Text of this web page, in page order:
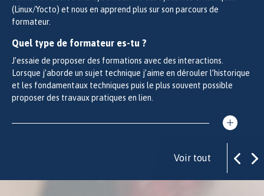
(Linux/Yocto) et nous en apprend plus sur son parcours de
formateur.
Quel type de formateur es-tu ?
J’essaie de proposer des formations avec des interactions.
Lorsque j’aborde un sujet technique j’aime en dérouler l’historique
et les fondamentaux techniques puis le plus souvent possible
proposer des travaux pratiques en lien.
Voir tout